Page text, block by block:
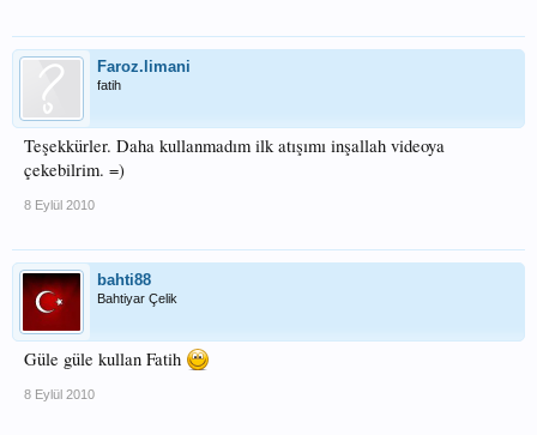
Faroz.limani
fatih
Teşekkürler. Daha kullanmadım ilk atışımı inşallah videoya
çekebilrim. =)
8 Eylül 2010
bahti88
Bahtiyar Çelik
Güle güle kullan Fatih
8 Eylül 2010